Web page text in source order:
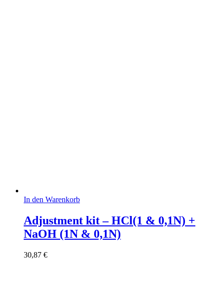
In den Warenkorb
Adjustment kit – HCl(1 & 0,1N) +
NaOH (1N & 0,1N)
30,87 €